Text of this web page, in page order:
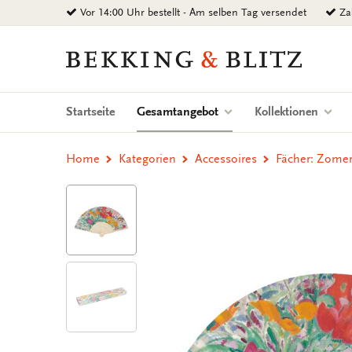
zum
Vor 14:00 Uhr bestellt - Am selben Tag versendet
Bekking
Blitz
Uitgevers
Startseite Gesamtangebot (current)Kollektionen
Home Kategorien Accessoires Fächer: